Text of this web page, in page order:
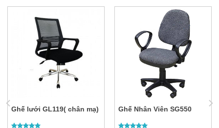
Ghế lưới GL119( chân mạ) Ghế Nhân Viên SG550